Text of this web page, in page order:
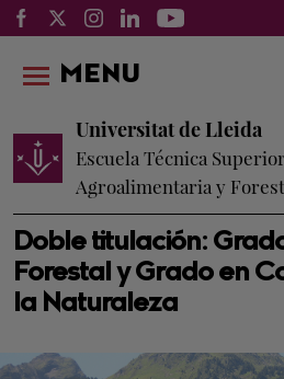
Doble titulación:
Forestal y Grado en
la Naturaleza
Universitat de Lleida
Escuela Técnica
Agroalimentaria y
MENU